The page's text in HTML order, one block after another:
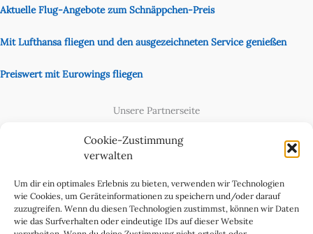
Cookie-Zustimmung
verwalten
Um dir ein optimales Erlebnis zu bieten, verwenden wir Technologien
wie Cookies, um Geräteinformationen zu speichern und/oder darauf
zuzugreifen. Wenn du diesen Technologien zustimmst, können wir Daten
wie das Surfverhalten oder eindeutige IDs auf dieser Website
Aktuelle Flug-Angebote zum Schnäppchen-Preis
Mit Lufthansa fliegen und den ausgezeichneten Service genießen
Preiswert mit Eurowings fliegen
Unsere Partnerseite